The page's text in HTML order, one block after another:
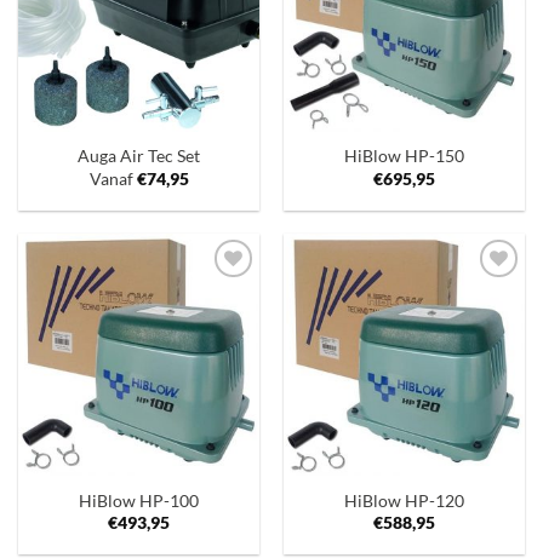
Auga Air Tec Set
Vanaf€74,95
HiBlow HP-150
€695,95
Toevoegen
aan
verlanglijst
HiBlow HP-100
€493,95
Toevoegen
aan
verlanglijst
HiBlow HP-120
€588,95